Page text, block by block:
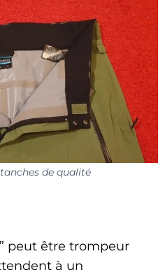
de qualité
peut être trompeur
à un